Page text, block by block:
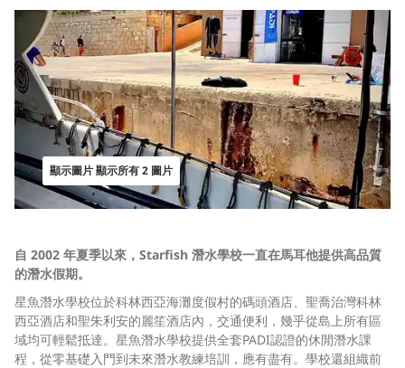
顯示圖片 顯示所有 2 圖片
自 2002 年夏季以來，Starfish 潛水學校一直在馬耳他提供高品質
的潛水假期。
星魚潛水學校位於科林西亞海灘度假村的碼頭酒店、聖喬治灣科林
西亞酒店和聖朱利安的麗笙酒店內，交通便利，幾乎從島上所有區
域均可輕鬆抵達。星魚潛水學校提供全套PADI認證的休閒潛水課
程，從零基礎入門到未來潛水教練培訓，應有盡有。學校還組織前